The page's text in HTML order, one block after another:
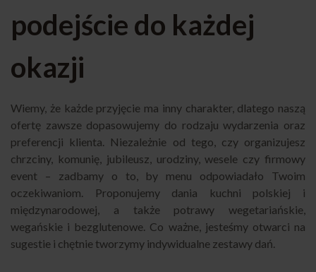
podejście do każdej
okazji
Wiemy, że każde przyjęcie ma inny charakter, dlatego naszą
ofertę zawsze dopasowujemy do rodzaju wydarzenia oraz
preferencji klienta. Niezależnie od tego, czy organizujesz
chrzciny, komunię, jubileusz, urodziny, wesele czy firmowy
event – zadbamy o to, by menu odpowiadało Twoim
oczekiwaniom. Proponujemy dania kuchni polskiej i
międzynarodowej, a także potrawy wegetariańskie,
wegańskie i bezglutenowe. Co ważne, jesteśmy otwarci na
sugestie i chętnie tworzymy indywidualne zestawy dań.